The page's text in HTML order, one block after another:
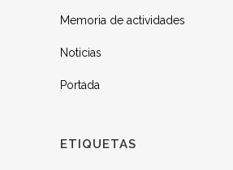
Memoria de actividades
Noticias
Portada
ETIQUETAS